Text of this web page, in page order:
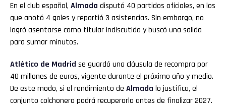
En el club español, Almada disputó 40 partidos oficiales, en los
que anotó 4 goles y repartió 3 asistencias. Sin embargo, no
logró asentarse como titular indiscutido y buscó una salida
para sumar minutos.
Atlético de Madrid se guardó una cláusula de recompra por
40 millones de euros, vigente durante el próximo año y medio.
De este modo, si el rendimiento de Almada lo justifica, el
conjunto colchonero podrá recuperarlo antes de finalizar 2027.